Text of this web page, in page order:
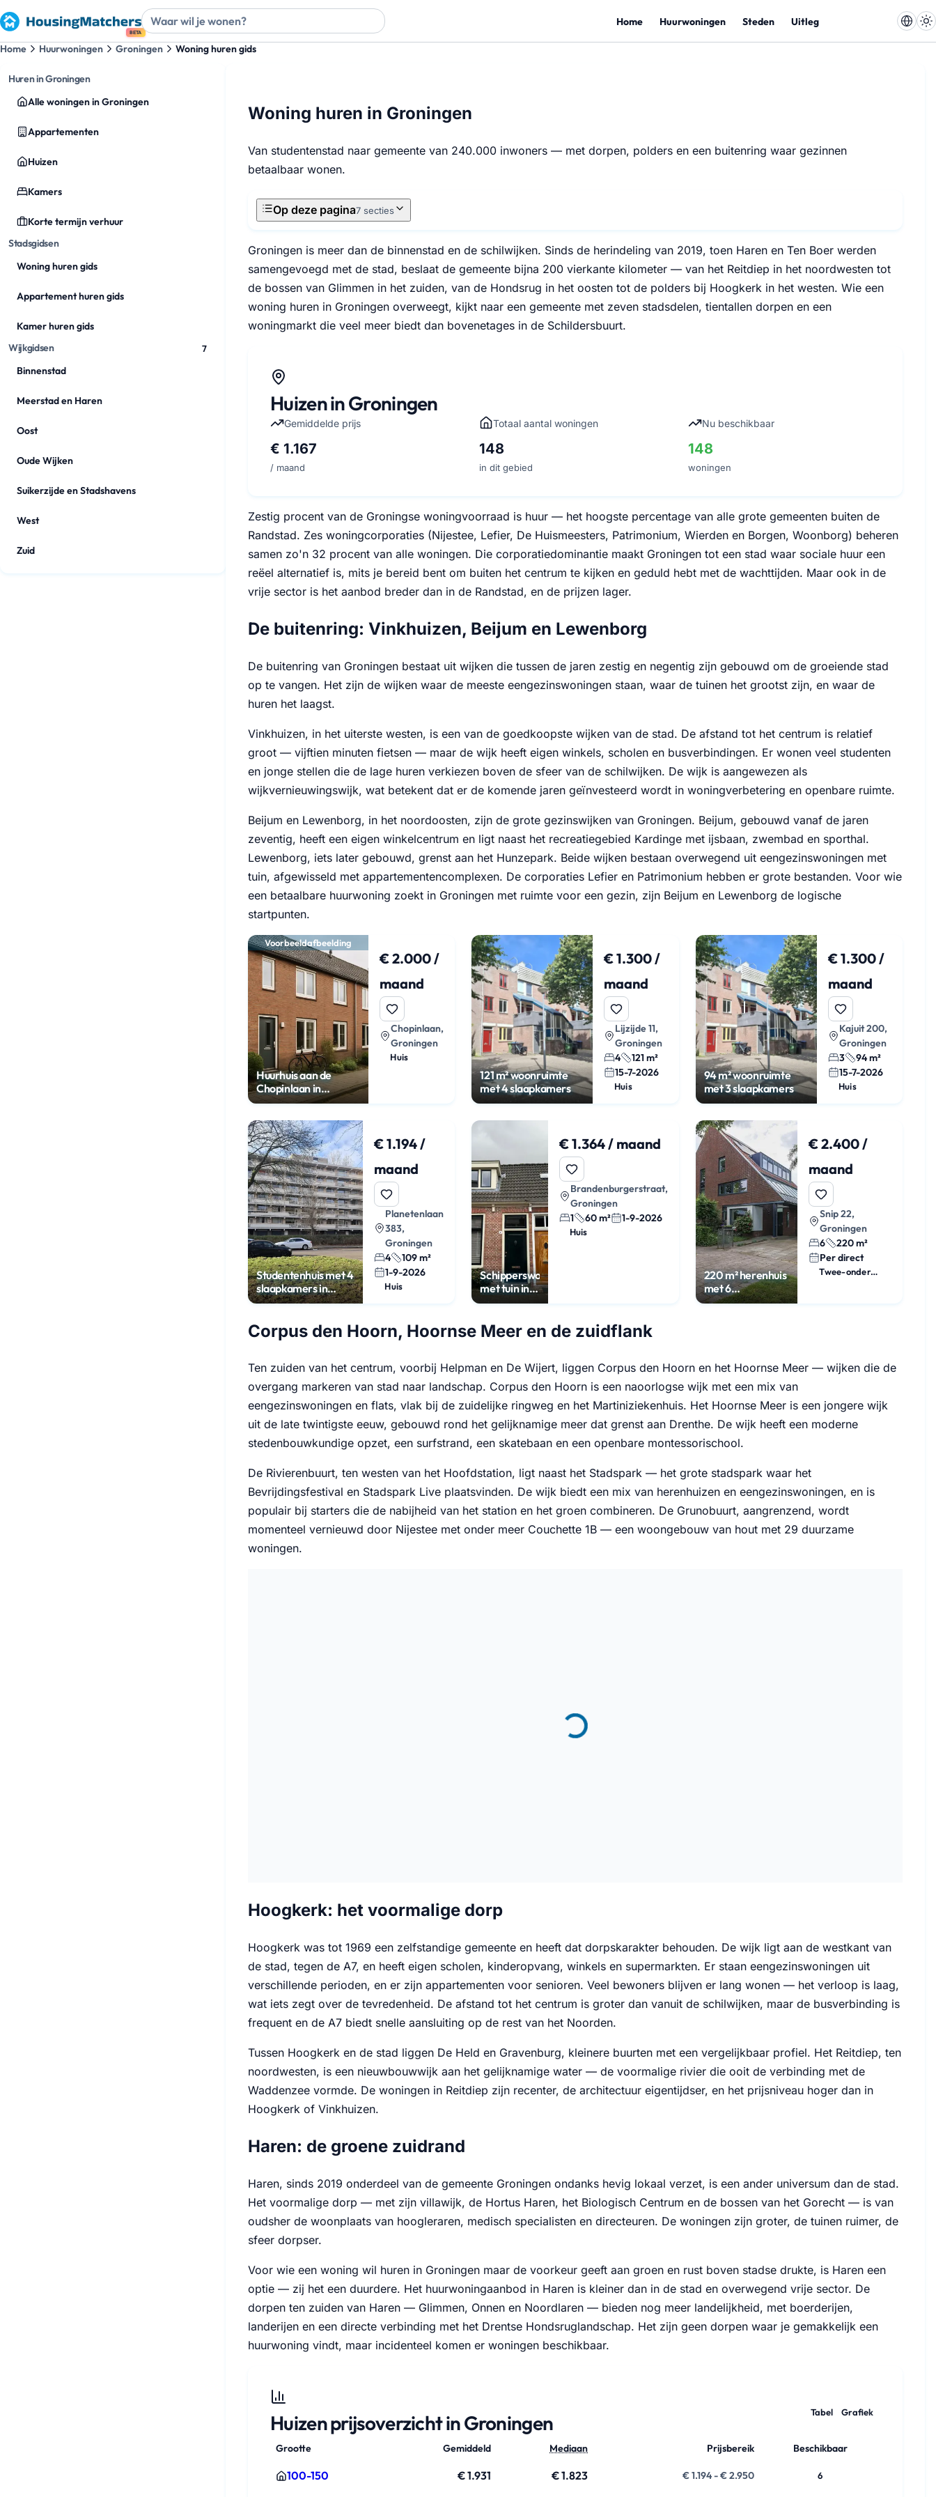
BETA
Home Huurwoningen Steden Uitleg
Home Huurwoningen Groningen Woning huren gids
Huren in Groningen
Alle woningen in Groningen
Appartementen
Huizen
Kamers
Korte termijn verhuur
Stadsgidsen
Woning huren gids
Appartement huren gids
Kamer huren gids
Wijkgidsen
7
Binnenstad
Meerstad en Haren
Oost
Oude Wijken
Suikerzijde en Stadshavens
West
Zuid
Woning huren in Groningen
Van studentenstad naar gemeente van 240.000 inwoners — met dorpen, polders en een buitenring waar gezinnen
betaalbaar wonen.
Op deze pagina7 secties
Groningen is meer dan de binnenstad en de schilwijken. Sinds de herindeling van 2019, toen Haren en Ten Boer werden
samengevoegd met de stad, beslaat de gemeente bijna 200 vierkante kilometer — van het Reitdiep in het noordwesten tot
de bossen van Glimmen in het zuiden, van de Hondsrug in het oosten tot de polders bij Hoogkerk in het westen. Wie een
woning huren in Groningen overweegt, kijkt naar een gemeente met zeven stadsdelen, tientallen dorpen en een
woningmarkt die veel meer biedt dan bovenetages in de Schildersbuurt.
Huizen in Groningen
Gemiddelde prijs
€ 1.167
/ maand
Totaal aantal woningen
148
in dit gebied
Nu beschikbaar
148
woningen
Zestig procent van de Groningse woningvoorraad is huur — het hoogste percentage van alle grote gemeenten buiten de
Randstad. Zes woningcorporaties (Nijestee, Lefier, De Huismeesters, Patrimonium, Wierden en Borgen, Woonborg) beheren
samen zo'n 32 procent van alle woningen. Die corporatiedominantie maakt Groningen tot een stad waar sociale huur een
reëel alternatief is, mits je bereid bent om buiten het centrum te kijken en geduld hebt met de wachttijden. Maar ook in de
vrije sector is het aanbod breder dan in de Randstad, en de prijzen lager.
De buitenring: Vinkhuizen, Beijum en Lewenborg
De buitenring van Groningen bestaat uit wijken die tussen de jaren zestig en negentig zijn gebouwd om de groeiende stad
op te vangen. Het zijn de wijken waar de meeste eengezinswoningen staan, waar de tuinen het grootst zijn, en waar de
huren het laagst.
Vinkhuizen, in het uiterste westen, is een van de goedkoopste wijken van de stad. De afstand tot het centrum is relatief
groot — vijftien minuten fietsen — maar de wijk heeft eigen winkels, scholen en busverbindingen. Er wonen veel studenten
en jonge stellen die de lage huren verkiezen boven de sfeer van de schilwijken. De wijk is aangewezen als
wijkvernieuwingswijk, wat betekent dat er de komende jaren geïnvesteerd wordt in woningverbetering en openbare ruimte.
Beijum en Lewenborg, in het noordoosten, zijn de grote gezinswijken van Groningen. Beijum, gebouwd vanaf de jaren
zeventig, heeft een eigen winkelcentrum en ligt naast het recreatiegebied Kardinge met ijsbaan, zwembad en sporthal.
Lewenborg, iets later gebouwd, grenst aan het Hunzepark. Beide wijken bestaan overwegend uit eengezinswoningen met
tuin, afgewisseld met appartementencomplexen. De corporaties Lefier en Patrimonium hebben er grote bestanden. Voor wie
een betaalbare huurwoning zoekt in Groningen met ruimte voor een gezin, zijn Beijum en Lewenborg de logische
startpunten.
Voorbeeldafbeelding
Huurhuis aan de
Chopinlaan in
Groningen
€ 2.000 /
maand
Chopinlaan,
Groningen
Huis
121 m² woonruimte
met 4 slaapkamers
€ 1.300 /
maand
Lijzijde 11,
Groningen
4
121 m²
15-7-2026
Huis
94 m² woonruimte
met 3 slaapkamers
€ 1.300 /
maand
Kajuit 200,
Groningen
3
94 m²
15-7-2026
Huis
Studentenhuis met 4
slaapkamers in
Paddepoel
€ 1.194 /
maand
Planetenlaan
383,
Groningen
4
109 m²
1-9-2026
Huis
Schipperswoning
met tuin in
Oosterpoort
€ 1.364 / maand
Brandenburgerstraat,
Groningen
1
60 m² 1-9-2026
Huis
220 m² herenhuis
met 6
slaapkamers
€ 2.400 /
maand
Snip 22,
Groningen
6
220 m²
Per direct
Twee-onder-een-kap
Corpus den Hoorn, Hoornse Meer en de zuidflank
Ten zuiden van het centrum, voorbij Helpman en De Wijert, liggen Corpus den Hoorn en het Hoornse Meer — wijken die de
overgang markeren van stad naar landschap. Corpus den Hoorn is een naoorlogse wijk met een mix van
eengezinswoningen en flats, vlak bij de zuidelijke ringweg en het Martiniziekenhuis. Het Hoornse Meer is een jongere wijk
uit de late twintigste eeuw, gebouwd rond het gelijknamige meer dat grenst aan Drenthe. De wijk heeft een moderne
stedenbouwkundige opzet, een surfstrand, een skatebaan en een openbare montessorischool.
De Rivierenbuurt, ten westen van het Hoofdstation, ligt naast het Stadspark — het grote stadspark waar het
Bevrijdingsfestival en Stadspark Live plaatsvinden. De wijk biedt een mix van herenhuizen en eengezinswoningen, en is
populair bij starters die de nabijheid van het station en het groen combineren. De Grunobuurt, aangrenzend, wordt
momenteel vernieuwd door Nijestee met onder meer Couchette 1B — een woongebouw van hout met 29 duurzame
woningen.
Hoogkerk: het voormalige dorp
Hoogkerk was tot 1969 een zelfstandige gemeente en heeft dat dorpskarakter behouden. De wijk ligt aan de westkant van
de stad, tegen de A7, en heeft eigen scholen, kinderopvang, winkels en supermarkten. Er staan eengezinswoningen uit
verschillende perioden, en er zijn appartementen voor senioren. Veel bewoners blijven er lang wonen — het verloop is laag,
wat iets zegt over de tevredenheid. De afstand tot het centrum is groter dan vanuit de schilwijken, maar de busverbinding is
frequent en de A7 biedt snelle aansluiting op de rest van het Noorden.
Tussen Hoogkerk en de stad liggen De Held en Gravenburg, kleinere buurten met een vergelijkbaar profiel. Het Reitdiep, ten
noordwesten, is een nieuwbouwwijk aan het gelijknamige water — de voormalige rivier die ooit de verbinding met de
Waddenzee vormde. De woningen in Reitdiep zijn recenter, de architectuur eigentijdser, en het prijsniveau hoger dan in
Hoogkerk of Vinkhuizen.
Haren: de groene zuidrand
Haren, sinds 2019 onderdeel van de gemeente Groningen ondanks hevig lokaal verzet, is een ander universum dan de stad.
Het voormalige dorp — met zijn villawijk, de Hortus Haren, het Biologisch Centrum en de bossen van het Gorecht — is van
oudsher de woonplaats van hoogleraren, medisch specialisten en directeuren. De woningen zijn groter, de tuinen ruimer, de
sfeer dorpser.
Voor wie een woning wil huren in Groningen maar de voorkeur geeft aan groen en rust boven stadse drukte, is Haren een
optie — zij het een duurdere. Het huurwoningaanbod in Haren is kleiner dan in de stad en overwegend vrije sector. De
dorpen ten zuiden van Haren — Glimmen, Onnen en Noordlaren — bieden nog meer landelijkheid, met boerderijen,
landerijen en een directe verbinding met het Drentse Hondsruglandschap. Het zijn geen dorpen waar je gemakkelijk een
huurwoning vindt, maar incidenteel komen er woningen beschikbaar.
Huizen prijsoverzicht in Groningen Tabel Grafiek
Grootte Gemiddeld Mediaan Prijsbereik Beschikbaar
100-150 € 1.931 € 1.823 € 1.194 - € 2.950 6